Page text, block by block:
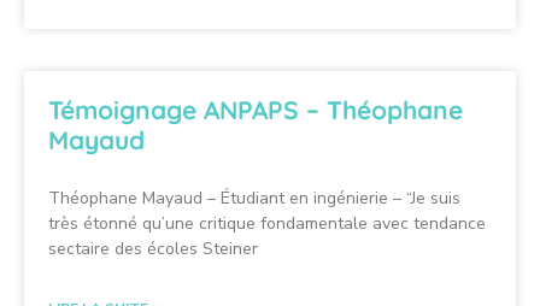
Témoignage ANPAPS – Théophane
Mayaud
Théophane Mayaud – Étudiant en ingénierie – “Je suis
très étonné qu’une critique fondamentale avec tendance
sectaire des écoles Steiner